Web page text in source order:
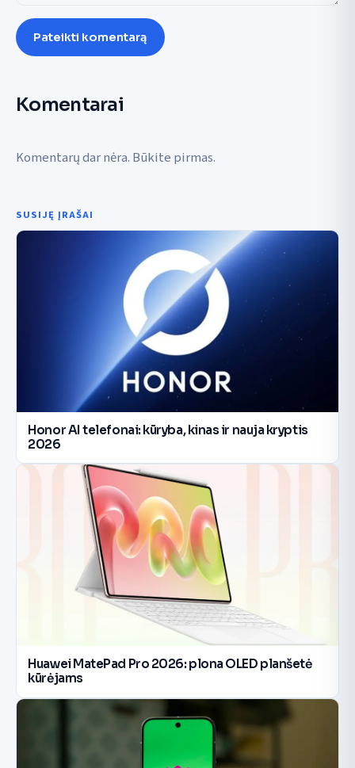
Pateikti komentarą
Komentarai
Komentarų dar nėra. Būkite pirmas.
SUSIJĘ ĮRAŠAI
Honor AI telefonai: kūryba, kinas ir nauja kryptis
2026
Huawei MatePad Pro 2026: plona OLED planšetė
kūrėjams